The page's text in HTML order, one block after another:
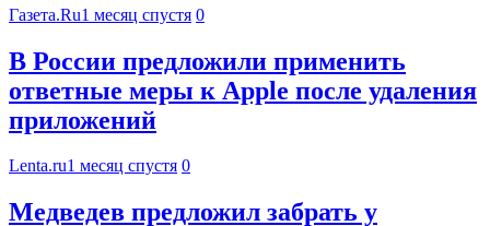
Газета.Ru1 месяц спустя 0
В России предложили применить
ответные меры к Apple после удаления
приложений
Lenta.ru1 месяц спустя 0
Медведев предложил забрать у